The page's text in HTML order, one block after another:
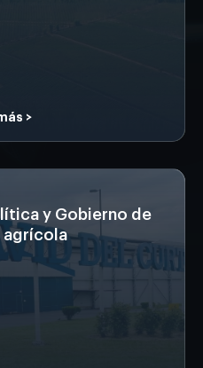
>
y Gobierno de
agrícola